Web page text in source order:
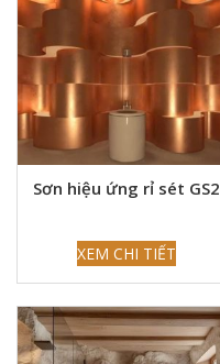
Sơn hiệu ứng rỉ sét GS2
XEM CHI TIẾT